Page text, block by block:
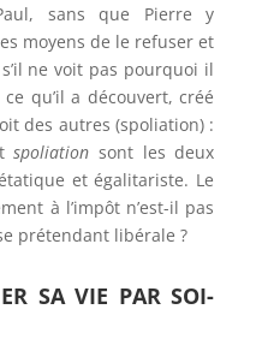
sans que Pierre y
moyens de le refuser et
ne voit pas pourquoi il
qu’il a découvert, créé
des autres (spoliation) :
spoliation sont les deux
et égalitariste. Le
à l’impôt n’est-il pas
prétendant libérale ?
SA VIE PAR SOI-